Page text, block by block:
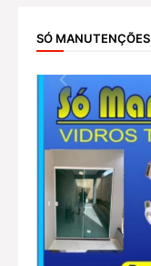
SÓ MANUTENÇÕES